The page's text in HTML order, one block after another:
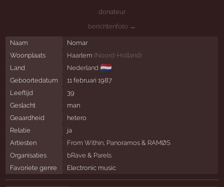
donateur
berichtenfoto →
Naam
Nomar
Woonplaats
Haarlem (Noord-Holland)
Land
Nederland 🇳🇱
Geboortedatum
11 februari 1987
Leeftijd
39
Geslacht
man
Geaardheid
hetero
Relatie
ja
Artiesten
From Within, Panoramos& RAMØS
Organisaties
bRave & Parels
Favoriete genre
Electronic music